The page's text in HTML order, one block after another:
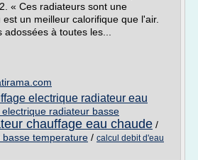
« Ces radiateurs sont une
un meilleur calorifique que l'air.
à toutes les...
electrique radiateur eau
radiateur basse
chauffage eau chaude /
temperature / calcul debit d'eau